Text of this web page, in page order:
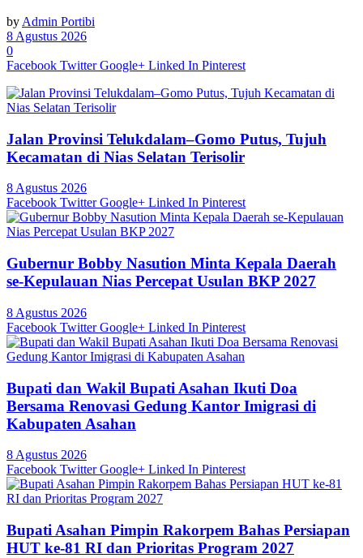
by Admin Portibi
8 Agustus 2026
0
Facebook Twitter Google+ Linked In Pinterest
Jalan Provinsi Telukdalam–Gomo Putus, Tujuh
Kecamatan di Nias Selatan Terisolir
8 Agustus 2026
Facebook Twitter Google+ Linked In Pinterest
Gubernur Bobby Nasution Minta Kepala Daerah
se-Kepulauan Nias Percepat Usulan BKP 2027
8 Agustus 2026
Facebook Twitter Google+ Linked In Pinterest
Bupati dan Wakil Bupati Asahan Ikuti Doa
Bersama Renovasi Gedung Kantor Imigrasi di
Kabupaten Asahan
8 Agustus 2026
Facebook Twitter Google+ Linked In Pinterest
Bupati Asahan Pimpin Rakorpem Bahas Persiapan
HUT ke-81 RI dan Prioritas Program 2027